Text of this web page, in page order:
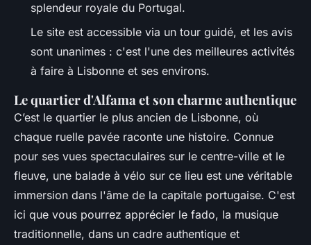
splendeur royale du Portugal.
Le site est accessible via un tour guidé, et les avis
sont unanimes : c'est l'une des meilleures activités
à faire à Lisbonne et ses environs.
Le quartier d'Alfama et son charme authentique
C’est le quartier le plus ancien de Lisbonne, où
chaque ruelle pavée raconte une histoire. Connue
pour ses vues spectaculaires sur le centre-ville et le
fleuve, une balade à vélo sur ce lieu est une véritable
immersion dans l'âme de la capitale portugaise. C'est
ici que vous pourrez apprécier le fado, la musique
traditionnelle, dans un cadre authentique et